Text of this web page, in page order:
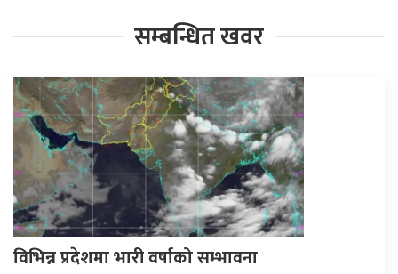
सम्बन्धित खवर
विभिन्न प्रदेशमा भारी वर्षाको सम्भावना